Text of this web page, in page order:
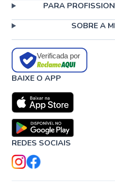
PARA
SOBRE A
Verificada por
BAIXE O APP
REDES SOCIAIS